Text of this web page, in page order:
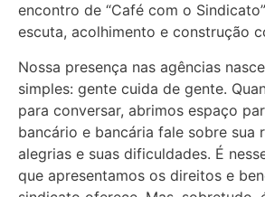
encontro de “Café com o
escuta, acolhimento e construção
Nossa presença nas agências
simples: gente cuida de gente.
para conversar, abrimos espaço
bancário e bancária fale sobre sua
alegrias e suas dificuldades. É
que apresentamos os direitos e